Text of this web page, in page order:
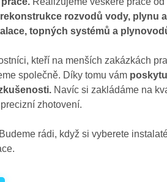
rekonstrukce rozvodů vody, plynu
topných systémů a
kteří na menších zakázkách
společně. Díky tomu vám
Navíc si zakládáme na
zhotovení.
rádi, když si vyberete